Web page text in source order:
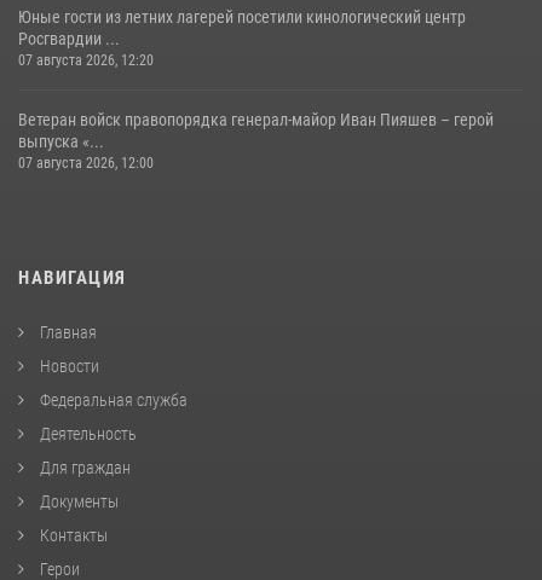
Юные гости из летних лагерей посетили кинологический центр
Росгвардии ...
07 августа 2026, 12:20
Ветеран войск правопорядка генерал-майор Иван Пияшев – герой
выпуска «...
07 августа 2026, 12:00
НАВИГАЦИЯ
Главная
Новости
Федеральная служба
Деятельность
Для граждан
Документы
Контакты
Герои